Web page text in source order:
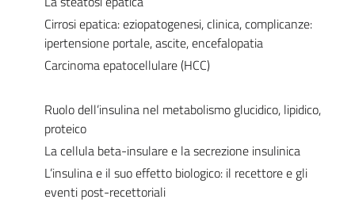
Cirrosi epatica: eziopatogenesi, clinica, complicanze:
ipertensione portale, ascite, encefalopatia
Carcinoma epatocellulare (HCC)
Ruolo dell’insulina nel metabolismo glucidico, lipidico,
proteico
La cellula beta-insulare e la secrezione insulinica
L’insulina e il suo effetto biologico: il recettore e gli
eventi post-recettoriali